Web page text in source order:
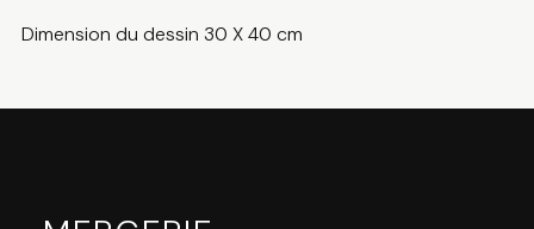
Dimension du dessin 30 X 40 cm